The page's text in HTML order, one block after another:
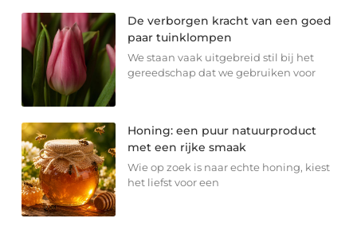
De verborgen kracht van een goed
paar tuinklompen
We staan vaak uitgebreid stil bij het
gereedschap dat we gebruiken voor
Honing: een puur natuurproduct
met een rijke smaak
Wie op zoek is naar echte honing, kiest
het liefst voor een